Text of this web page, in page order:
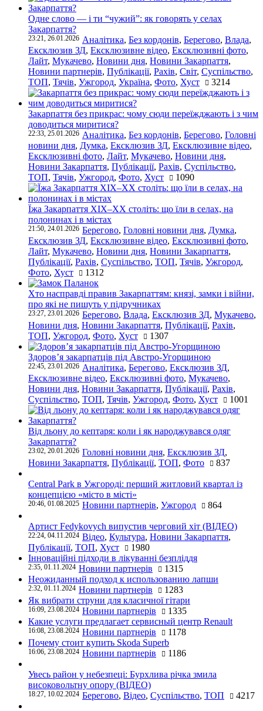
Одне слово — і ти “чужий”: як говорять у селах
Закарпаття?
23:21, 26.01.2026 Аналітика, Без кордонів, Берегово, Влада,
Ексклюзив ЗД, Ексклюзивне відео, Ексклюзивні фото,
Лайт, Мукачево, Новини дня, Новини Закарпаття,
Новини партнерів, Публікації, Рахів, Світ, Суспільство,
ТОП, Тячів, Ужгород, Україна, Фото, Хуст 3214
Закарпаття без прикрас: чому сюди переїжджають і з чим
доводиться миритися?
22:33, 25.01.2026 Аналітика, Без кордонів, Берегово, Головні
новини дня, Думка, Ексклюзив ЗД, Ексклюзивне відео,
Ексклюзивні фото, Лайт, Мукачево, Новини дня,
Новини Закарпаття, Публікації, Рахів, Суспільство,
ТОП, Тячів, Ужгород, Фото, Хуст 1090
Їжа Закарпаття ХІХ–ХХ століть: що їли в селах, на
полонинах і в містах
21:50, 24.01.2026 Берегово, Головні новини дня, Думка,
Ексклюзив ЗД, Ексклюзивне відео, Ексклюзивні фото,
Лайт, Мукачево, Новини дня, Новини Закарпаття,
Публікації, Рахів, Суспільство, ТОП, Тячів, Ужгород,
Фото, Хуст 1312
Хто насправді правив Закарпаттям: князі, замки і війни,
про які не пишуть у підручниках
23:27, 23.01.2026 Берегово, Влада, Ексклюзив ЗД, Мукачево,
Новини дня, Новини Закарпаття, Публікації, Рахів,
ТОП, Ужгород, Фото, Хуст 1307
Здоров’я закарпатців під Австро-Угорщиною
22:45, 23.01.2026 Аналітика, Берегово, Ексклюзив ЗД,
Ексклюзивне відео, Ексклюзивні фото, Мукачево,
Новини дня, Новини Закарпаття, Публікації, Рахів,
Суспільство, ТОП, Тячів, Ужгород, Фото, Хуст 1001
Від льону до кептаря: коли і як народжувався одяг
Закарпаття?
23:02, 20.01.2026 Головні новини дня, Ексклюзив ЗД,
Новини Закарпаття, Публікації, ТОП, Фото 837
Central Park в Ужгороді: перший житловий квартал із
концепцією «місто в місті»
20:46, 01.08.2025 Новини партнерів, Ужгород 864
Артист Fedykovych випустив черговий хіт (ВІДЕО)
22:24, 04.11.2024 Відео, Культура, Новини Закарпаття,
Публікації, ТОП, Хуст
1980
Інноваційні підходи в лікуванні безпліддя
2:35, 01.11.2024 Новини партнерів
1315
Неожиданный подход к использованию лапши
2:32, 01.11.2024 Новини партнерів
1283
Як вибрати струни для класичної гітари
16:09, 23.08.2024 Новини партнерів
1335
Какие услуги предлагает сервисный центр Renault
16:08, 23.08.2024 Новини партнерів
1178
Почему стоит купить Skoda Superb
16:06, 23.08.2024 Новини партнерів 1186
Увесь район у небезпеці: Бурхлива річка змила
високовольтну опору (ВІДЕО)
18:27, 10.02.2024 Берегово, Відео, Суспільство, ТОП 4217